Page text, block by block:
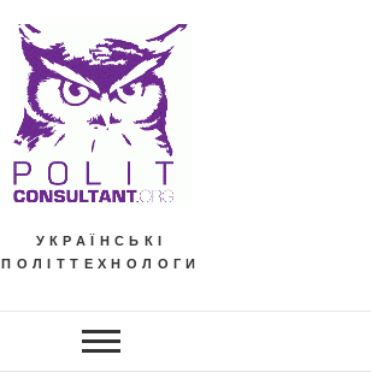
УКРАЇНСЬКІ
ПОЛІТТЕХНОЛОГИ